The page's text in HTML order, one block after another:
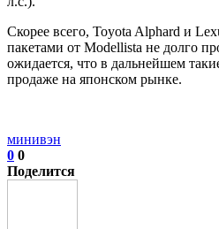
Скорее всего, Toyota Alphard и
пакетами от Modellista не долго
ожидается, что в дальнейшем
продаже на японском рынке.
минивэн
0 0
Поделится